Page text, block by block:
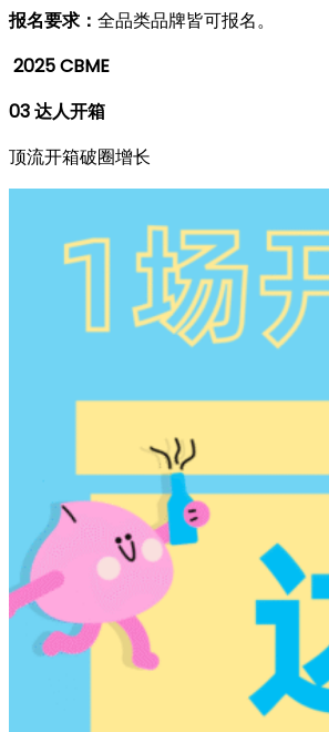
报名要求： 全品类品牌皆可报名。
2025 CBME
03达人开箱
顶流开箱破圈增长